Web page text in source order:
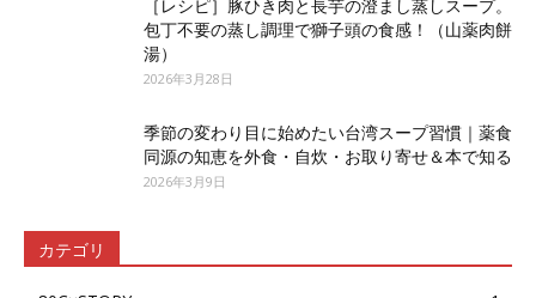
［レシピ］豚ひき肉と長芋の澄まし蒸しスープ。
包丁不要の蒸し調理で獅子頭の食感！（山薬肉餅
湯）
2026年3月28日
季節の変わり目に始めたい台湾スープ習慣｜薬食
同源の知恵を外食・自炊・お取り寄せ＆本で知る
2026年3月9日
カテゴリ